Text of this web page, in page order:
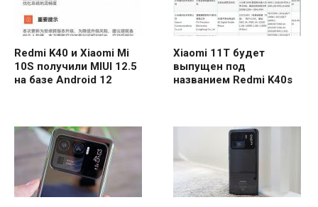
Redmi K40 и Xiaomi Mi
10S получили MIUI 12.5
на базе Android 12
Xiaomi 11T будет
выпущен под
названием Redmi K40s